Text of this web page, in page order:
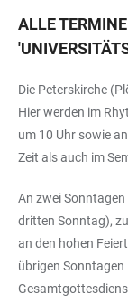
ALLE
'
Die Peterskirche
Hier werden im
um 10 Uhr sowie
Zeit als auch im
An zwei
dritten Sonntag),
an den hohen
übrigen